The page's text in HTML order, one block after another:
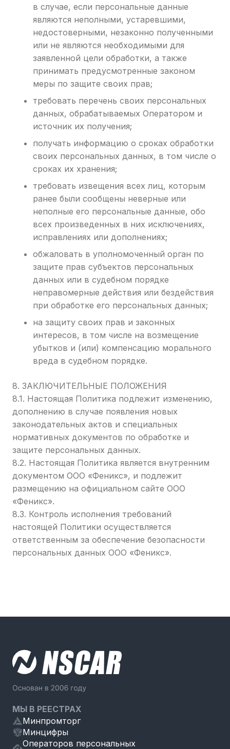
в случае, если персональные данные
являются неполными, устаревшими,
недостоверными, незаконно полученными
или не являются необходимыми для
заявленной цели обработки, а также
принимать предусмотренные законом
меры по защите своих прав;
требовать перечень своих персональных
данных, обрабатываемых Оператором и
источник их получения;
получать информацию о сроках обработки
своих персональных данных, в том числе о
сроках их хранения;
требовать извещения всех лиц, которым
ранее были сообщены неверные или
неполные его персональные данные, обо
всех произведенных в них исключениях,
исправлениях или дополнениях;
обжаловать в уполномоченный орган по
защите прав субъектов персональных
данных или в судебном порядке
неправомерные действия или бездействия
при обработке его персональных данных;
на защиту своих прав и законных
интересов, в том числе на возмещение
убытков и (или) компенсацию морального
вреда в судебном порядке.
8. ЗАКЛЮЧИТЕЛЬНЫЕ ПОЛОЖЕНИЯ
8.1. Настоящая Политика подлежит изменению,
дополнению в случае появления новых
законодательных актов и специальных
нормативных документов по обработке и
защите персональных данных.
8.2. Настоящая Политика является внутренним
документом ООО «Феникс», и подлежит
размещению на официальном сайте ООО
«Феникс».
8.3. Контроль исполнения требований
настоящей Политики осуществляется
ответственным за обеспечение безопасности
персональных данных ООО «Феникс».
МЫ В РЕЕСТРАХ
Минпромторг
Минцифры
Операторов персональных